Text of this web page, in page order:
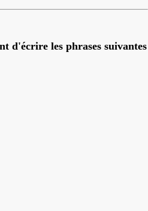
d'écrire les phrases suivantes